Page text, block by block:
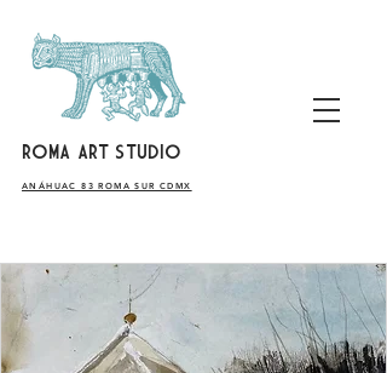
ROMA ART STUDIO
​ANÁHUAC 83 ROMA SUR CDMX